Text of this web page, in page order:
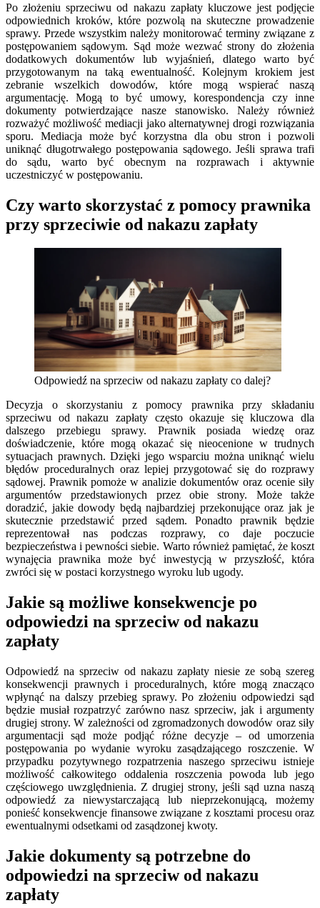
Po złożeniu sprzeciwu od nakazu zapłaty kluczowe jest podjęcie
odpowiednich kroków, które pozwolą na skuteczne prowadzenie
sprawy. Przede wszystkim należy monitorować terminy związane z
postępowaniem sądowym. Sąd może wezwać strony do złożenia
dodatkowych dokumentów lub wyjaśnień, dlatego warto być
przygotowanym na taką ewentualność. Kolejnym krokiem jest
zebranie wszelkich dowodów, które mogą wspierać naszą
argumentację. Mogą to być umowy, korespondencja czy inne
dokumenty potwierdzające nasze stanowisko. Należy również
rozważyć możliwość mediacji jako alternatywnej drogi rozwiązania
sporu. Mediacja może być korzystna dla obu stron i pozwoli
uniknąć długotrwałego postępowania sądowego. Jeśli sprawa trafi
do sądu, warto być obecnym na rozprawach i aktywnie
uczestniczyć w postępowaniu.
Czy warto skorzystać z pomocy prawnika
przy sprzeciwie od nakazu zapłaty
Odpowiedź na sprzeciw od nakazu zapłaty co dalej?
Decyzja o skorzystaniu z pomocy prawnika przy składaniu
sprzeciwu od nakazu zapłaty często okazuje się kluczowa dla
dalszego przebiegu sprawy. Prawnik posiada wiedzę oraz
doświadczenie, które mogą okazać się nieocenione w trudnych
sytuacjach prawnych. Dzięki jego wsparciu można uniknąć wielu
błędów proceduralnych oraz lepiej przygotować się do rozprawy
sądowej. Prawnik pomoże w analizie dokumentów oraz ocenie siły
argumentów przedstawionych przez obie strony. Może także
doradzić, jakie dowody będą najbardziej przekonujące oraz jak je
skutecznie przedstawić przed sądem. Ponadto prawnik będzie
reprezentował nas podczas rozprawy, co daje poczucie
bezpieczeństwa i pewności siebie. Warto również pamiętać, że koszt
wynajęcia prawnika może być inwestycją w przyszłość, która
zwróci się w postaci korzystnego wyroku lub ugody.
Jakie są możliwe konsekwencje po
odpowiedzi na sprzeciw od nakazu
zapłaty
Odpowiedź na sprzeciw od nakazu zapłaty niesie ze sobą szereg
konsekwencji prawnych i proceduralnych, które mogą znacząco
wpłynąć na dalszy przebieg sprawy. Po złożeniu odpowiedzi sąd
będzie musiał rozpatrzyć zarówno nasz sprzeciw, jak i argumenty
drugiej strony. W zależności od zgromadzonych dowodów oraz siły
argumentacji sąd może podjąć różne decyzje – od umorzenia
postępowania po wydanie wyroku zasądzającego roszczenie. W
przypadku pozytywnego rozpatrzenia naszego sprzeciwu istnieje
możliwość całkowitego oddalenia roszczenia powoda lub jego
częściowego uwzględnienia. Z drugiej strony, jeśli sąd uzna naszą
odpowiedź za niewystarczającą lub nieprzekonującą, możemy
ponieść konsekwencje finansowe związane z kosztami procesu oraz
ewentualnymi odsetkami od zasądzonej kwoty.
Jakie dokumenty są potrzebne do
odpowiedzi na sprzeciw od nakazu
zapłaty